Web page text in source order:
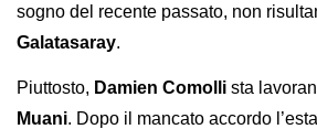
sogno del recente passato, non
Galatasaray.
Piuttosto, Damien Comolli sta
Muani. Dopo il mancato accordo